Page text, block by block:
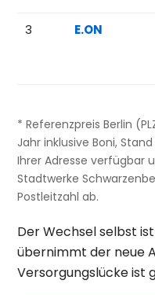
3 E.ON
* Referenzpreis Berlin
Jahr inklusive Boni,
Ihrer Adresse verfügbar
Stadtwerke
Postleitzahl ab.
Der Wechsel selbst
übernimmt der neue
Versorgungslücke ist